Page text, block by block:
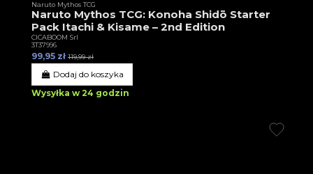
Naruto Mythos TCG
Naruto Mythos TCG: Konoha Shidō Starter
Pack Itachi & Kisame – 2nd Edition
CICABOOM Srl
3T37996
99,95 zł 119,99 zł
Dodaj do koszyka
Wysyłka w 24 godzin